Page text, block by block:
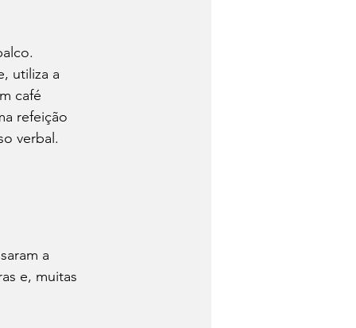
utiliza a
café
refeição
verbal.
a
e, muitas